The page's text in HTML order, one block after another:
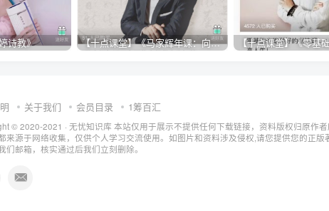
诗教》 【十点课堂】《马家辉年课：向百位大师借人生智慧》
关于我们 会员目录 1筹百汇
© 2020-2021 · 无忧知识库 本站仅用于展示不提供任何下载链接，资料版权归原作
来源于网络收集，仅供个人学习交流使用。如图片和资料涉及侵权,请您提供您的正版
们邮箱，核实通过后我们立刻删除。